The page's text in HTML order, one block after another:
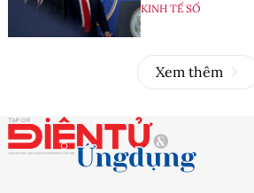
KINH TẾ SỐ
Xem thêm